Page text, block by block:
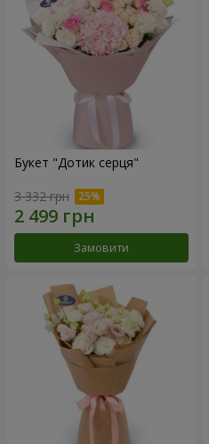
Букет "Дотик серця"
3 332 грн
Замовити